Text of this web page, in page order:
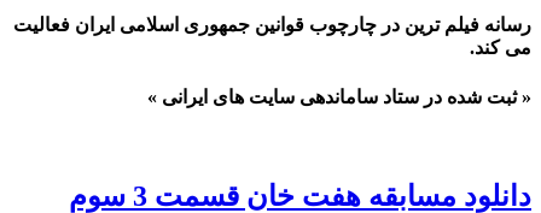
رسانه فیلم ترین در چارچوب قوانین جمهوری اسلامی ایران فعالیت
می کند.
« ثبت شده در ستاد ساماندهی سایت های ایرانی »
دانلود مسابقه هفت خان قسمت 3 سوم